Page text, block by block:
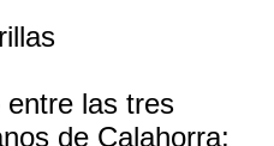
entre las tres
de Calahorra;